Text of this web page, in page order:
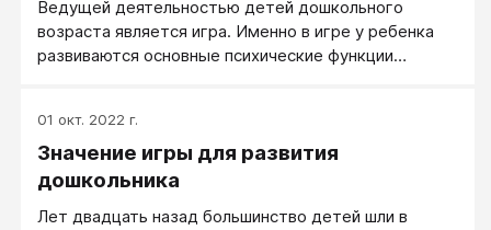
Ведущей деятельностью детей дошкольного
возраста является игра. Именно в игре у ребенка
развиваются основные психические функции
лучше всего проводить в игровой форме.
01 окт. 2022 г.
Значение игры для развития
дошкольника
Лет двадцать назад большинство детей шли в